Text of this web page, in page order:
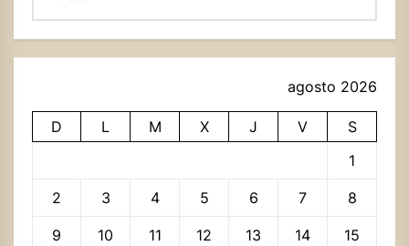
agosto 2026
D L M X J V
S
1
2 3 4 5 6 7 8
9 10 11 12 13 14 15